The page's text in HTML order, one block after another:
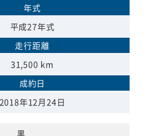
年式
平成27年式
走行距離
31,500 km
成約日
2018年12月24日
黒